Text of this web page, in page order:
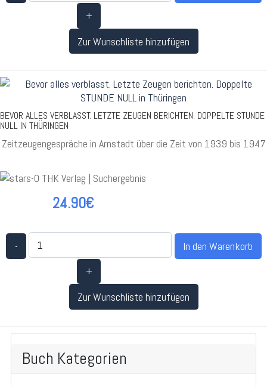
+
Zur Wunschliste hinzufügen
BEVOR ALLES VERBLASST. LETZTE ZEUGEN BERICHTEN. DOPPELTE STUNDE
NULL IN THÜRINGEN
Zeitzeugengespräche in Arnstadt über die Zeit von 1939 bis 1947
24.90€
-
+
Zur Wunschliste hinzufügen
Buch Kategorien